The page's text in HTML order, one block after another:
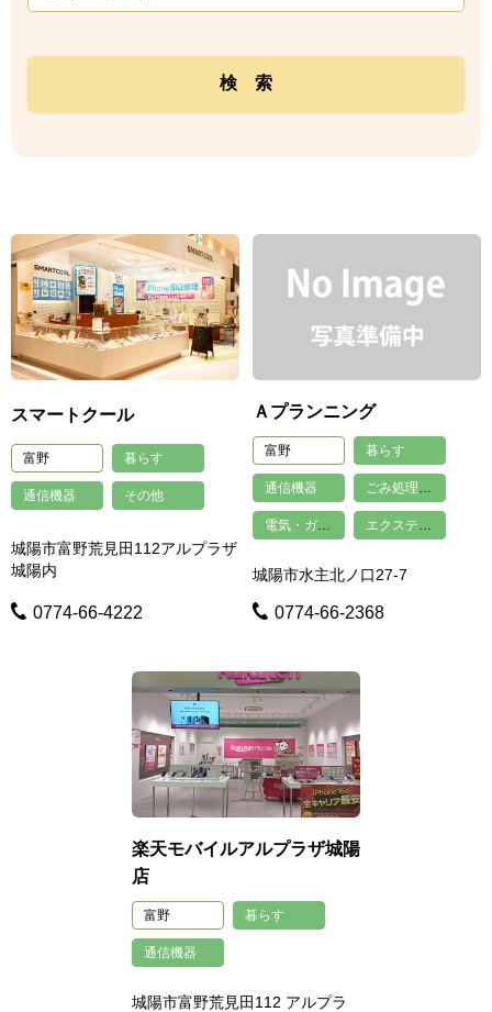
スマートクール
富野 暮らす
通信機器 その他
城陽市富野荒見田112アルプラザ
城陽内
0774-66-4222
Ａプランニング
富野 暮らす
通信機器
城陽市水主北ノ口27-7
0774-66-2368
楽天モバイルアルプラザ城陽
店
富野 暮らす
通信機器
城陽市富野荒見田112 アルプラ